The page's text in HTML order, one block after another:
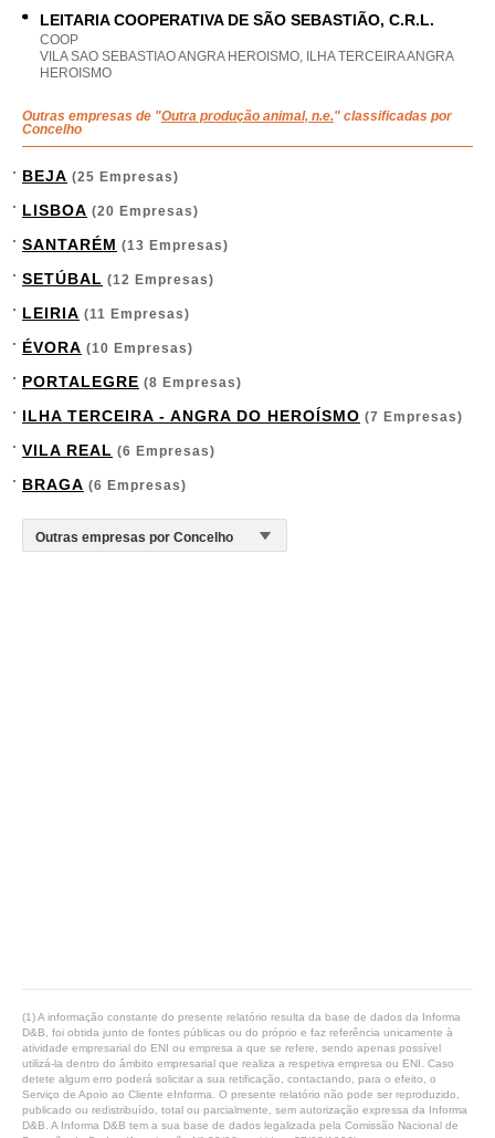
LEITARIA COOPERATIVA DE SÃO SEBASTIÃO, C.R.L.
COOP
VILA SAO SEBASTIAO ANGRA HEROISMO, ILHA TERCEIRA ANGRA
HEROISMO
Outras empresas de "Outra produção animal, n.e." classificadas por
Concelho
BEJA (25 Empresas)
LISBOA (20 Empresas)
SANTARÉM (13 Empresas)
SETÚBAL (12 Empresas)
LEIRIA (11 Empresas)
ÉVORA (10 Empresas)
PORTALEGRE (8 Empresas)
ILHA TERCEIRA - ANGRA DO HEROÍSMO (7 Empresas)
VILA REAL (6 Empresas)
BRAGA (6 Empresas)
(1) A informação constante do presente relatório resulta da base de dados da Informa
D&B, foi obtida junto de fontes públicas ou do próprio e faz referência unicamente à
atividade empresarial do ENI ou empresa a que se refere, sendo apenas possível
utilizá-la dentro do âmbito empresarial que realiza a respetiva empresa ou ENI. Caso
detete algum erro poderá solicitar a sua retificação, contactando, para o efeito, o
Serviço de Apoio ao Cliente eInforma. O presente relatório não pode ser reproduzido,
publicado ou redistribuído, total ou parcialmente, sem autorização expressa da Informa
D&B. A Informa D&B tem a sua base de dados legalizada pela Comissão Nacional de